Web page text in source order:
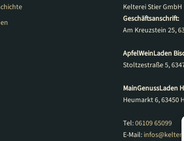
Kelterei Stier GmbH
Geschäftsanschrift:
Am Kreuzstein 25,
ApfelWeinLaden
Stoltzestraße 5,
MainGenussLaden
Heumarkt 6, 63450
Tel:06109 65099
E-Mail: